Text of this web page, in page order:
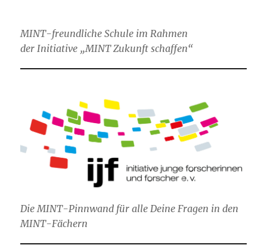
MINT-freundliche Schule im Rahmen
der Initiative „MINT Zukunft schaffen“
Die MINT-Pinnwand für alle Deine Fragen in den
MINT-Fächern